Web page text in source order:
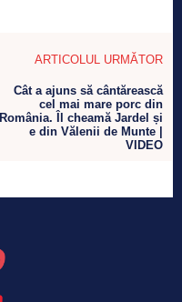
ARTICOLUL URMĂTOR
Cât a ajuns să cântărească
cel mai mare porc din
România. Îl cheamă Jardel și
e din Vălenii de Munte |
VIDEO